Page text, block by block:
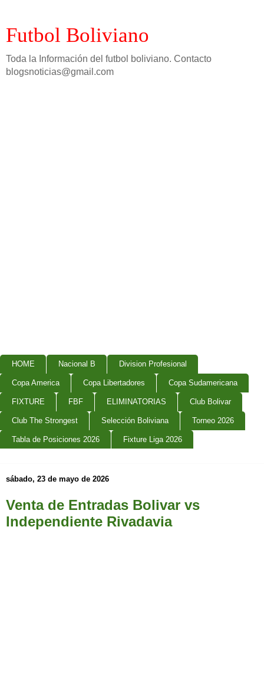
Futbol Boliviano
Toda la Información del futbol boliviano. Contacto
blogsnoticias@gmail.com
HOME Nacional B Division Profesional
Copa America Copa Libertadores Copa Sudamericana
FIXTURE FBF ELIMINATORIAS Club Bolivar
Club The Strongest Selección Boliviana Torneo 2026
Tabla de Posiciones 2026 Fixture Liga 2026
sábado, 23 de mayo de 2026
Venta de Entradas Bolivar vs
Independiente Rivadavia